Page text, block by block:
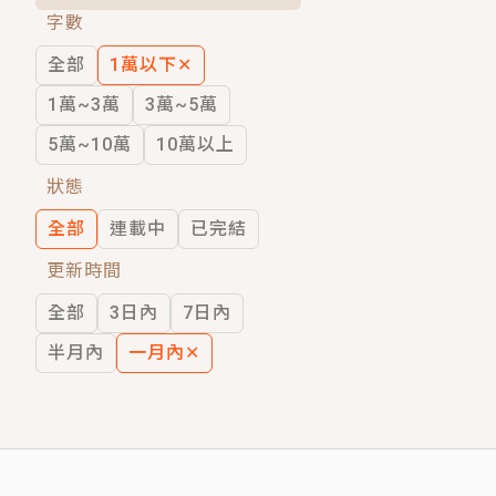
穿越｜《穿越遠古後成了野人娘子》你
字數
全部
1萬以下✕
1萬~3萬
3萬~5萬
5萬~10萬
10萬以上
狀態
全部
連載中
已完結
更新時間
全部
3日內
7日內
半月內
一月內 ✕